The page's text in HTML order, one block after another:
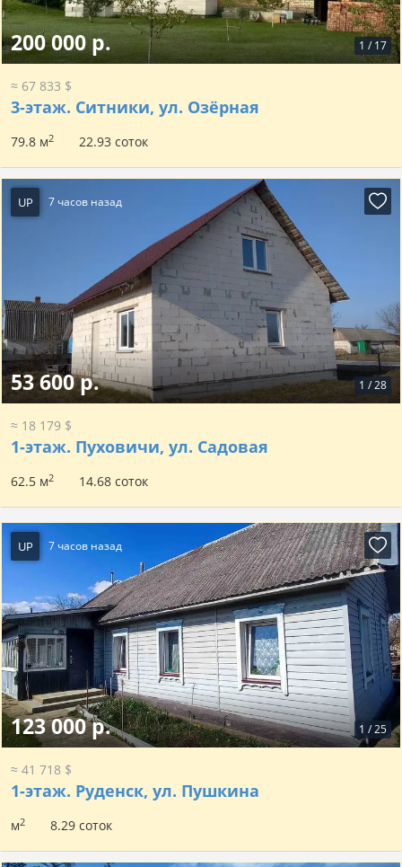
1 / 17
200 000 р.
≈ 67 833 $
3-этаж. Ситники, ул. Озёрная
79.8 м2 22.93 соток
UP 7 часов назад
1 /28
53 600 р.
≈ 18 179 $
1-этаж. Пуховичи, ул. Садовая
62.5 м2 14.68 соток
UP 7 часов назад
1 /25
123 000 р.
≈ 41 718 $
1-этаж. Руденск, ул. Пушкина
м2 8.29 соток